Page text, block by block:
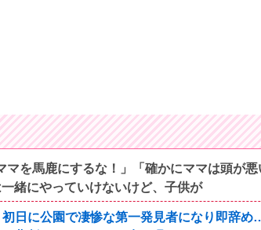
を馬鹿にするな！」「確かにママは頭が悪
緒にやっていけないけど、子供が
日に公園で凄惨な第一発見者になり即辞